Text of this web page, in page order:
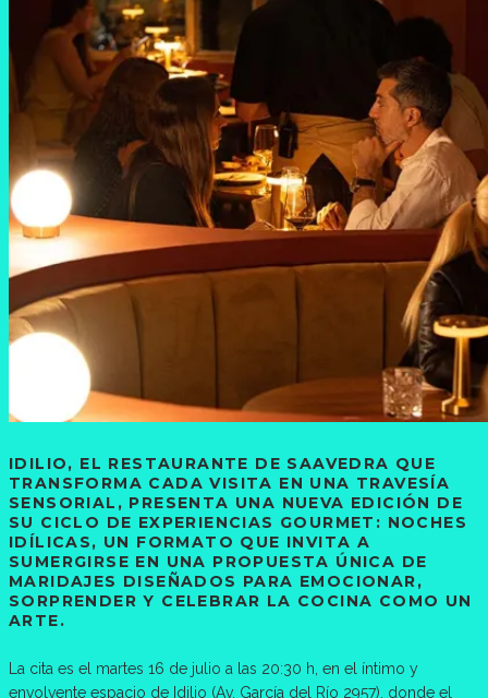
IDILIO, EL RESTAURANTE DE SAAVEDRA QUE
TRANSFORMA CADA VISITA EN UNA TRAVESÍA
SENSORIAL, PRESENTA UNA NUEVA EDICIÓN DE
SU CICLO DE EXPERIENCIAS GOURMET: NOCHES
IDÍLICAS, UN FORMATO QUE INVITA A
SUMERGIRSE EN UNA PROPUESTA ÚNICA DE
MARIDAJES DISEÑADOS PARA EMOCIONAR,
SORPRENDER Y CELEBRAR LA COCINA COMO UN
ARTE.
La cita es el martes 16 de julio a las 20:30 h, en el íntimo y
envolvente espacio de Idilio (Av. García del Río 2957), donde el